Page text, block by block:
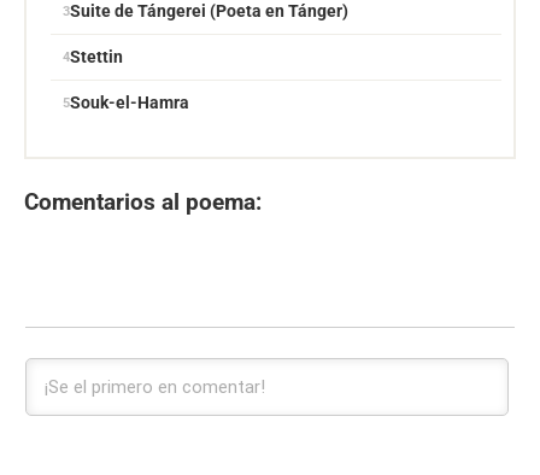
Suite de Tángerei (Poeta en Tánger)
Stettin
Souk-el-Hamra
Comentarios al poema: